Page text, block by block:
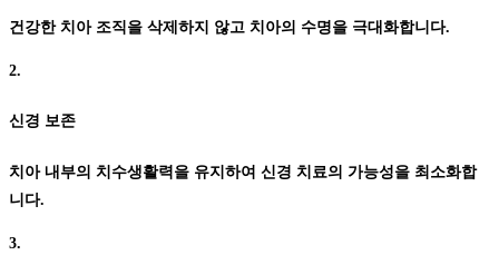
건강한 치아 조직을 삭제하지 않고 치아의 수명을 극대화합니다.
2.
신경 보존
치아 내부의 치수생활력을 유지하여 신경 치료의 가능성을 최소화합
니다.
3.